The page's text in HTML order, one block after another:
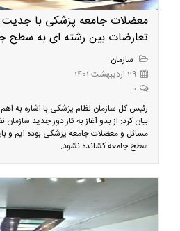
معضلات جامعه پزشکی با
تعارضات بین رشته ای به سطح
سازمان
29 اردیبهشت 1401
0
رئیس کل سازمان نظام پزشکی با اشاره به
بیان کرد: از بدو آغاز به کار دور جدید
مسائل و معضلات جامعه پزشکی بوده ایم و
سطح جامعه کشانده نشود.